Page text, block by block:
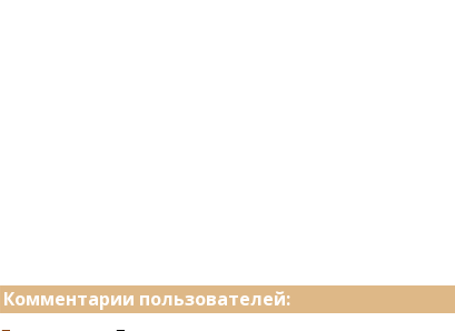
Комментарии пользователей: